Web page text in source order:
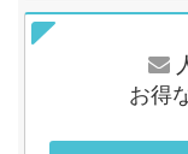
お得